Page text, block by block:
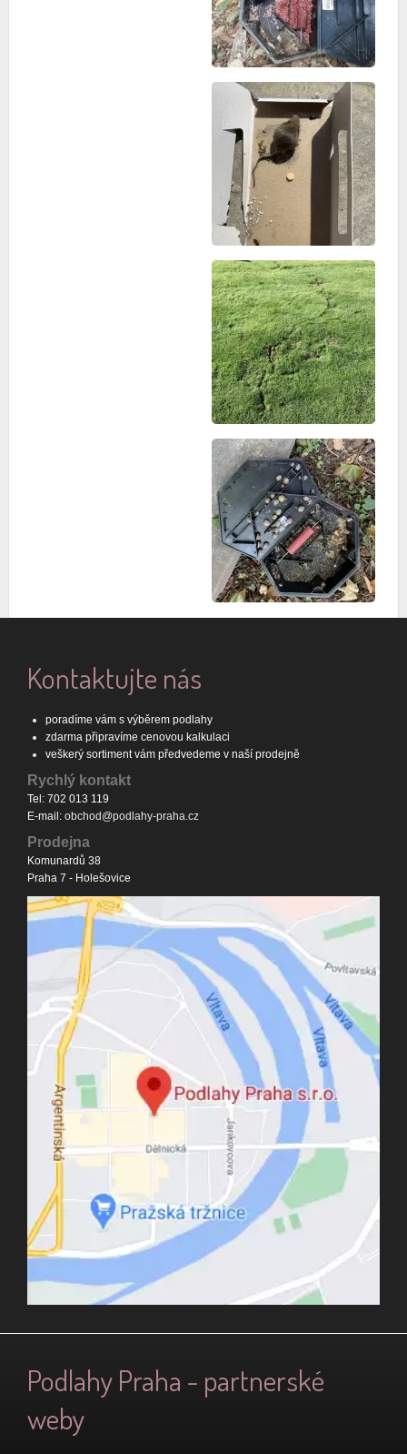
Kontaktujte nás
poradíme vám s výběrem podlahy
zdarma připravíme cenovou kalkulaci
veškerý sortiment vám předvedeme v naší prodejně
Rychlý kontakt
Tel: 702 013 119
E-mail: obchod@podlahy-praha.cz
Prodejna
Komunardů 38
Praha 7 - Holešovice
Podlahy Praha - partnerské
weby